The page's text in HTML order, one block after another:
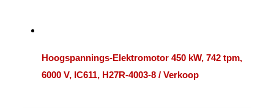
Hoogspannings-Elektromotor 450 kW, 742 tpm,
6000 V, IC611, H27R-4003-8 / Verkoop